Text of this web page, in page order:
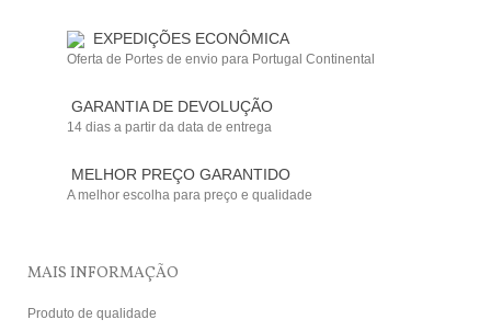
EXPEDIÇÕES ECONÔMICA
Oferta de Portes de envio para Portugal Continental
GARANTIA DE DEVOLUÇÃO
14 dias a partir da data de entrega
MELHOR PREÇO GARANTIDO
A melhor escolha para preço e qualidade
MAIS INFORMAÇÃO
Produto de qualidade